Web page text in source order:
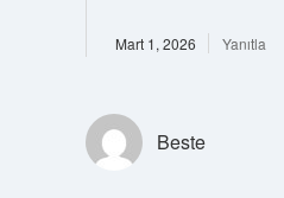
Mart 1, 2026 Yanıtla
Beste